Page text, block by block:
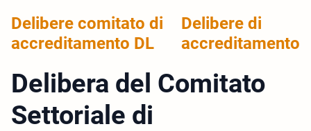
Delibere comitato di
accreditamento DL
Delibere di
accreditamento
Delibera del Comitato
Settoriale di